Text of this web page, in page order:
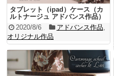
タブレット（ipad）ケース（カ
ルトナージュ アドバンス作品）
2020/8/6
アドバンス作品,
オリジナル作品